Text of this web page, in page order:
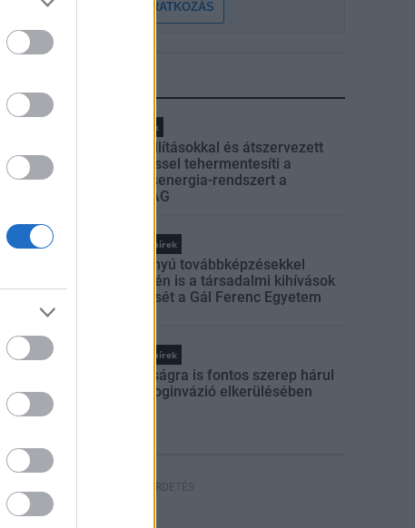
FELIRATKOZÁS
Helyi hírek
Gyárleállításokkal és átszervezett
termeléssel tehermentesíti a
villamosenergia-rendszert a
STRABAG
Országos hírek
Szakirányú továbbképzésekkel
segíti idén is a társadalmi kihívások
leküzdését a Gál Ferenc Egyetem
Országos hírek
A lakosságra is fontos szerep hárul
a szúnyoginvázió elkerülésében
HIRDETÉS